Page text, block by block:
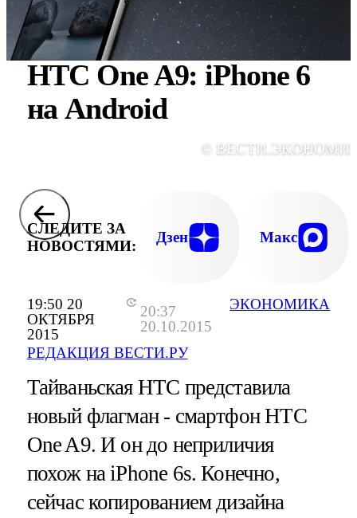
19:50 20
ОКТЯБРЯ
2015
20:37
20.10.2015
РЕДАКЦИЯ ВЕСТИ.РУ
ЭКОНОМИКА
HTC One A9: iPhone 6
на Android
©
СЛЕДИТЕ ЗА
НОВОСТЯМИ:
Дзен Макс
Тайваньская HTC представила
новый флагман - смартфон HTC
One A9. И он до неприличия
похож на iPhone 6s. Конечно,
сейчас копированием дизайна